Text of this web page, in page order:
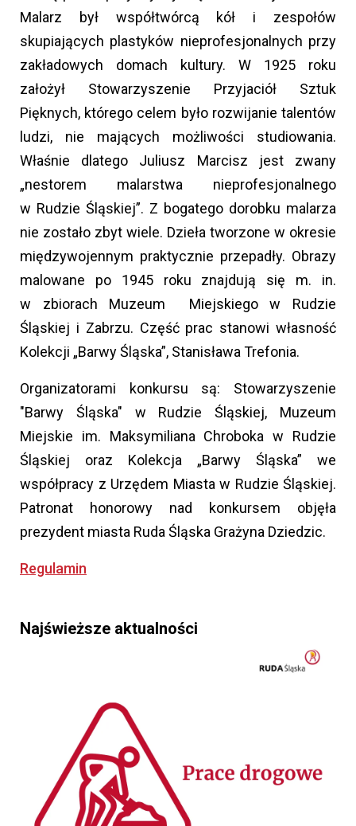
Malarz był współtwórcą kół i zespołów
skupiających plastyków nieprofesjonalnych przy
zakładowych domach kultury. W 1925 roku
założył Stowarzyszenie Przyjaciół Sztuk
Pięknych, którego celem było rozwijanie talentów
ludzi, nie mających możliwości studiowania.
Właśnie dlatego Juliusz Marcisz jest zwany
„nestorem malarstwa nieprofesjonalnego
w Rudzie Śląskiej”. Z bogatego dorobku malarza
nie zostało zbyt wiele. Dzieła tworzone w okresie
międzywojennym praktycznie przepadły. Obrazy
malowane po 1945 roku znajdują się m. in.
w zbiorach Muzeum Miejskiego w Rudzie
Śląskiej i Zabrzu. Część prac stanowi własność
Kolekcji „Barwy Śląska”, Stanisława Trefonia.
Organizatorami konkursu są: Stowarzyszenie
"Barwy Śląska" w Rudzie Śląskiej, Muzeum
Miejskie im. Maksymiliana Chroboka w Rudzie
Śląskiej oraz Kolekcja „Barwy Śląska” we
współpracy z Urzędem Miasta w Rudzie Śląskiej.
Patronat honorowy nad konkursem objęła
prezydent miasta Ruda Śląska Grażyna Dziedzic.
Regulamin
Najświeższe aktualności